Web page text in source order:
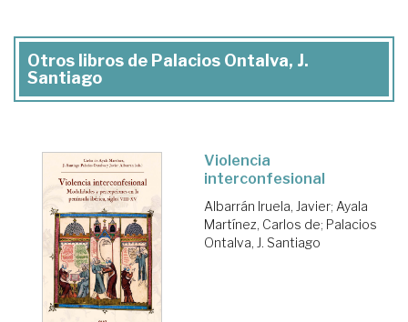
Otros libros de Palacios Ontalva, J.
Santiago
Violencia
interconfesional
Albarrán Iruela, Javier; Ayala
Martínez, Carlos de; Palacios
Ontalva, J. Santiago